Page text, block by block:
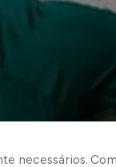
necessários.